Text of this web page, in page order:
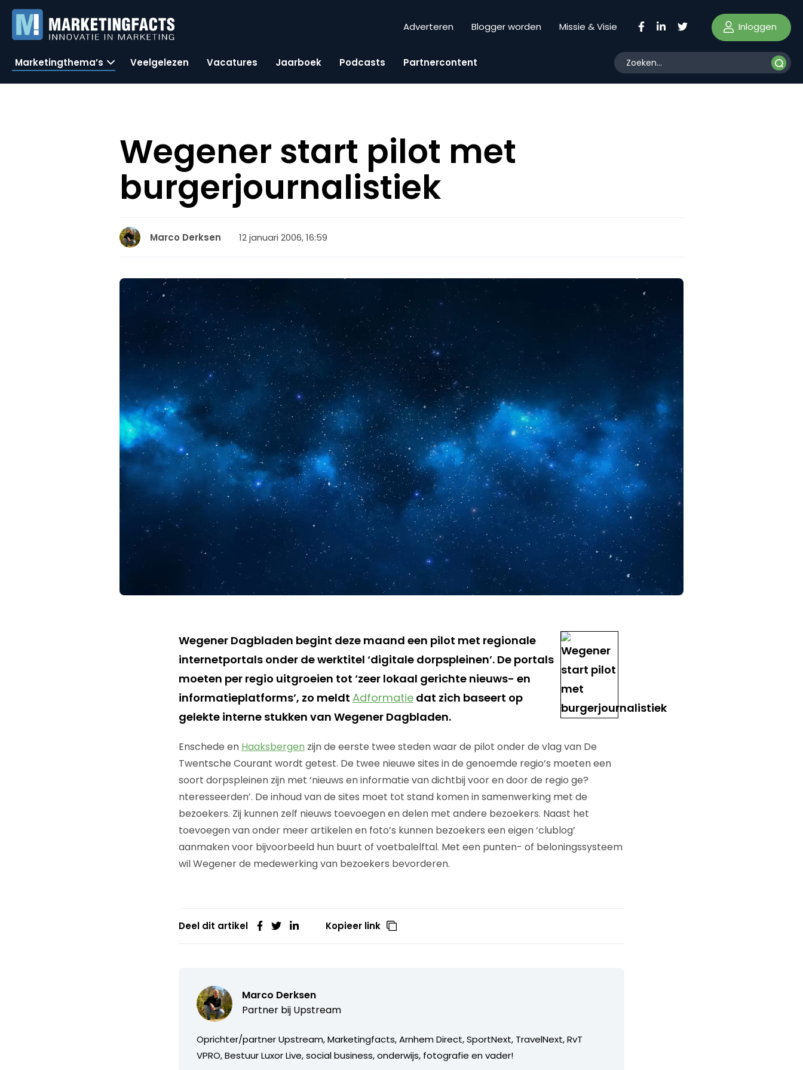
Adverteren Blogger worden Missie & Visie Inloggen
Marketingthema’s Veelgelezen Vacatures Jaarboek Podcasts Partnercontent
Wegener start pilot met
burgerjournalistiek
Marco Derksen 12 januari 2006, 16:59
Wegener Dagbladen begint deze maand een pilot met regionale
internetportals onder de werktitel ‘digitale dorpspleinen’. De portals
moeten per regio uitgroeien tot ‘zeer lokaal gerichte nieuws- en
informatieplatforms’, zo meldt Adformatiedat zich baseert op
gelekte interne stukken van Wegener Dagbladen.
Enschede en Haaksbergen zijn de eerste twee steden waar de pilot onder de vlag van De
Twentsche Courant wordt getest. De twee nieuwe sites in de genoemde regio’s moeten een
soort dorpspleinen zijn met ‘nieuws en informatie van dichtbij voor en door de regio ge?
nteresseerden’. De inhoud van de sites moet tot stand komen in samenwerking met de
bezoekers. Zij kunnen zelf nieuws toevoegen en delen met andere bezoekers. Naast het
toevoegen van onder meer artikelen en foto’s kunnen bezoekers een eigen ‘clublog’
aanmaken voor bijvoorbeeld hun buurt of voetbalelftal. Met een punten- of beloningssysteem
wil Wegener de medewerking van bezoekers bevorderen.
Deel dit artikel Kopieer link
Marco Derksen
Partner bij Upstream
Oprichter/partner Upstream, Marketingfacts, Arnhem Direct, SportNext, TravelNext, RvT
VPRO, Bestuur Luxor Live, social business, onderwijs, fotografie en vader!